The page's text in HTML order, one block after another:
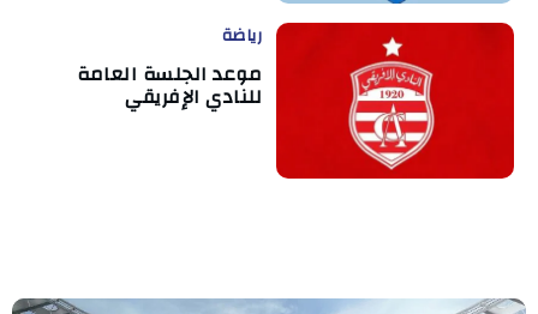
رياضة
موعد الجلسة العامة
للنادي الإفريقي